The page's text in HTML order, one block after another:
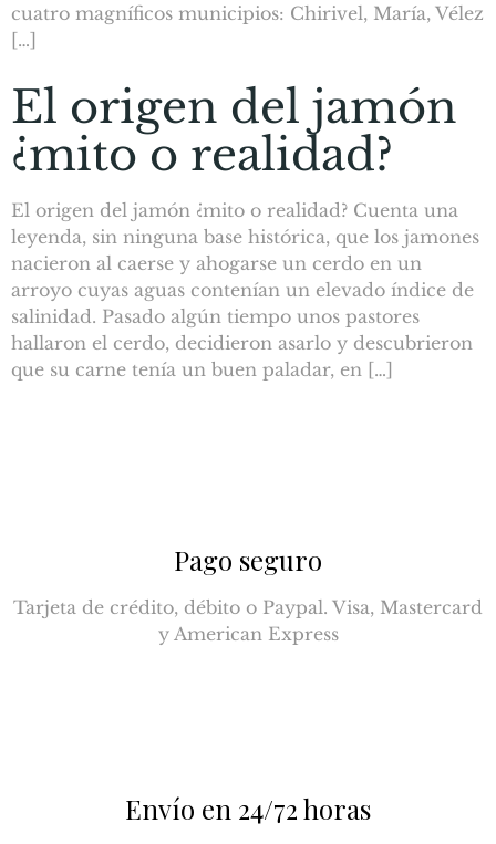
cuatro magníficos municipios: Chirivel, María, Vélez
[…]
El origen del jamón
¿mito o realidad?
El origen del jamón ¿mito o realidad? Cuenta una
leyenda, sin ninguna base histórica, que los jamones
nacieron al caerse y ahogarse un cerdo en un
arroyo cuyas aguas contenían un elevado índice de
salinidad. Pasado algún tiempo unos pastores
hallaron el cerdo, decidieron asarlo y descubrieron
que su carne tenía un buen paladar, en […]
Pago seguro
Tarjeta de crédito, débito o Paypal. Visa, Mastercard
y American Express
Envío en 24/72 horas